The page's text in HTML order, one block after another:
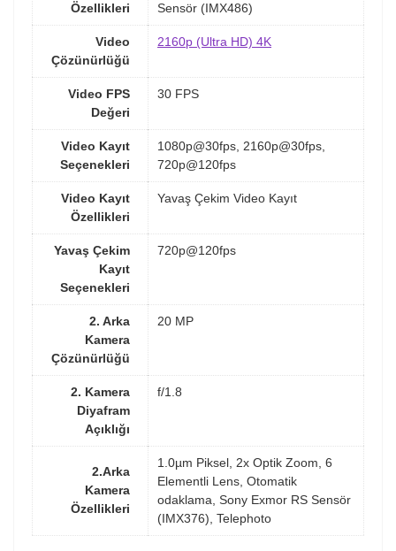
Özellikleri
Sensör (IMX486)
Video
Çözünürlüğü
2160p (Ultra HD) 4K
Video FPS
Değeri
30 FPS
Video Kayıt
Seçenekleri
1080p@30fps, 2160p@30fps,
720p@120fps
Video Kayıt
Özellikleri
Yavaş Çekim Video Kayıt
Yavaş Çekim
Kayıt
Seçenekleri
720p@120fps
2. Arka
Kamera
Çözünürlüğü
20 MP
2. Kamera
Diyafram
Açıklığı
f/1.8
2.Arka
Kamera
Özellikleri
1.0µm Piksel, 2x Optik Zoom, 6
Elementli Lens, Otomatik
odaklama, Sony Exmor RS Sensör
(IMX376), Telephoto